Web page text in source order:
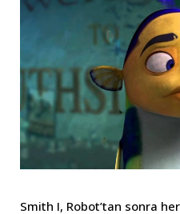
Smith I, Robot’tan sonra